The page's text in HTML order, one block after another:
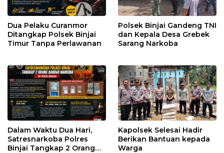
Dua Pelaku Curanmor
Ditangkap Polsek Binjai
Timur Tanpa Perlawanan
Polsek Binjai Gandeng TNI
dan Kepala Desa Grebek
Sarang Narkoba
Dalam Waktu Dua Hari,
Satresnarkoba Polres
Binjai Tangkap 2 Orang
Kapolsek Selesai Hadir
Berikan Bantuan kepada
Warga